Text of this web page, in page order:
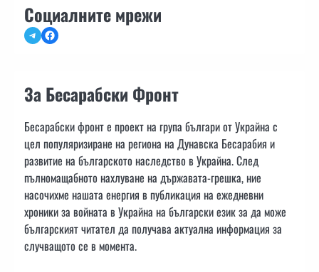
Социалните мрежи
TelegramFacebook
За Бесарабски Фронт
Бесарабски фронт е проект на група българи от Украйна с
цел популяризиране на региона на Дунавска Бесарабия и
развитие на българското наследство в Украйна. След
пълномащабното нахлуване на държавата-грешка, ние
насочихме нашата енергия в публикация на ежедневни
хроники за войната в Украйна на български език за да може
българският читател да получава актуална информация за
случващото се в момента.